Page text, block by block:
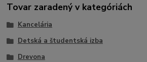
Tovar zaradený v kategóriách
Kancelária
Detská a študentská izba
Drevona